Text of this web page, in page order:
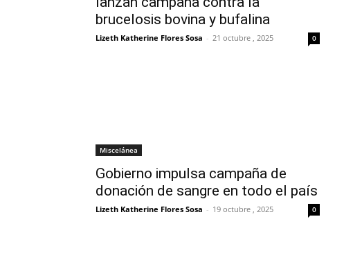
brucelosis bovina y bufalina
Lizeth Katherine Flores Sosa - 21 octubre , 2025 0
Miscelánea
Gobierno impulsa campaña de
donación de sangre en todo el país
Lizeth Katherine Flores Sosa - 19 octubre , 2025 0